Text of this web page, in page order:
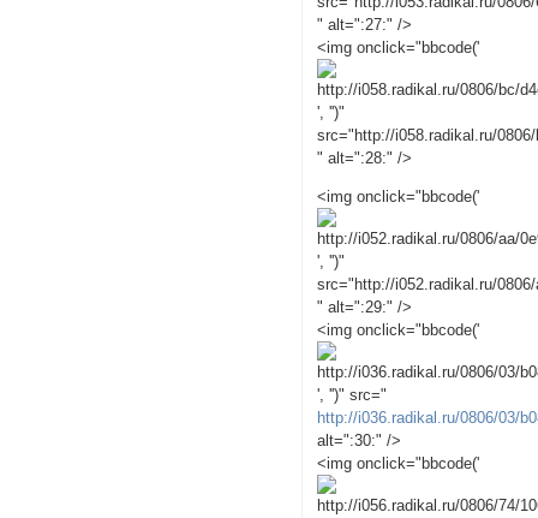
" alt=":27:" />
<img onclick="bbcode('
', '')"
src="http://i058.radikal.ru/
" alt=":28:" />
<img onclick="bbcode('
', '')"
src="http://i052.radikal.ru/
" alt=":29:" />
<img onclick="bbcode('
', '')" src="
http://i036.radikal.ru/0806/03/
alt=":30:" />
<img onclick="bbcode('